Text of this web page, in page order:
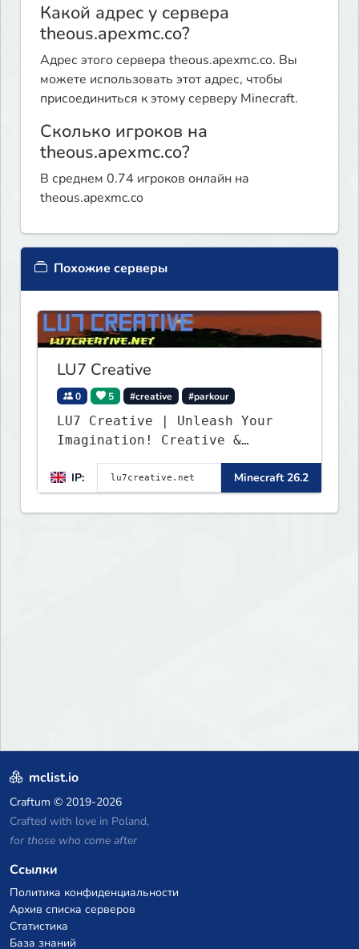
Какой адрес у сервера
theous.apexmc.co?
Адрес этого сервера theous.apexmc.co. Вы
можете использовать этот адрес, чтобы
присоединиться к этому серверу Minecraft.
Сколько игроков на
theous.apexmc.co?
В среднем 0.74 игроков онлайн на
theous.apexmc.co
Похожие серверы
LU7 Creative
0 5 #creative #parkour
LU7 Creative | Unleash Your
Imagination! Creative &
IP:
Minecraft 26.2
mclist.io
Craftum © 2019-2026
Crafted with love in Poland,
for those who come after
Ссылки
Политика конфиденциальности
Архив списка серверов
Статистика
База знаний